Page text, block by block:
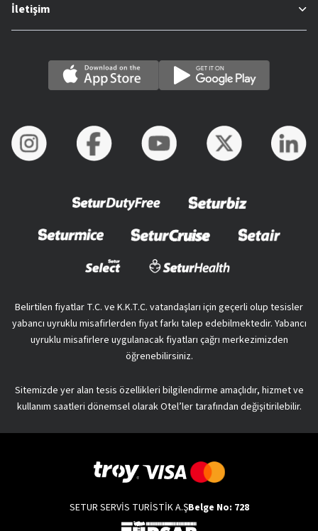
İletişim
Belirtilen fiyatlar T.C. ve K.K.T.C. vatandaşları için geçerli olup tesisler
yabancı uyruklu misafirlerden fiyat farkı talep edebilmektedir. Yabancı
uyruklu misafirlere uygulanacak fiyatları çağrı merkezimizden
öğrenebilirsiniz.
Sitemizde yer alan tesis özellikleri bilgilendirme amaçlıdır, hizmet ve
kullanım saatleri dönemsel olarak Otel’ler tarafından değişitirilebilir.
SETUR SERVİS TURİSTİK A.ŞBelge No: 728